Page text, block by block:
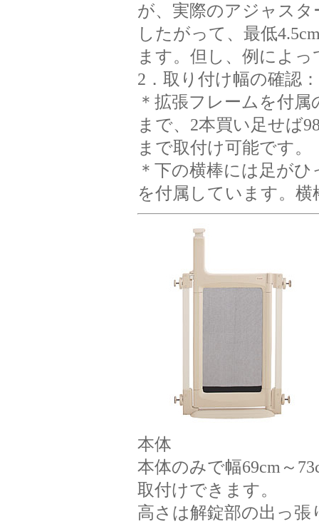
が、実際のアジャスタ
したがって、最低
ます。但し、例によ
2．取り付け幅の確認
＊拡張フレームを付
まで、2本買い足せば
まで取付け可能です。
＊下の横棒には足が
を付属しています。横
本体
本体のみで幅69cm～
取付けできます。
高さは解錠部の出っ張